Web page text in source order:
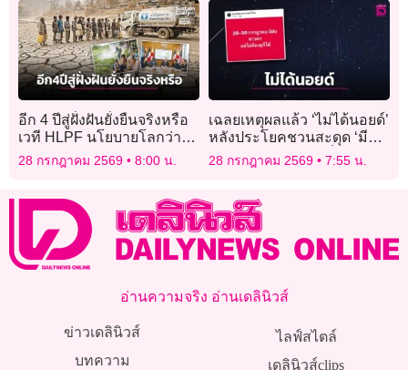
อีก 4 ปีสู่ฝั่งฝันยั่งยืนจริงหรือ
เวที HLPF นโยบายโลกว่า
อย่างไร
28 กรกฎาคม 2569 8:00 น.
เฉลยเหตุผลแล้ว ‘ไม่ได้นอยด์’
หลังประโยคชวนสะดุด ‘มีฝน
ดาวตก แต่ไม่ต้องดูก็ได้’
28 กรกฎาคม 2569 7:55 น.
อ่านความจริง อ่านเดลินิวส์
ข่าวเดลินิวส์
บทความ
ไลฟ์สไตล์
เดลินิวส์clips